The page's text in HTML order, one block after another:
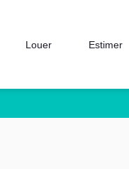
Louer Estimer